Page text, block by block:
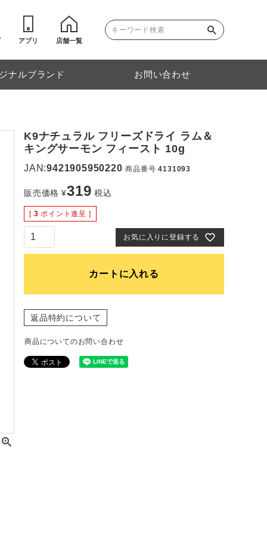
アプリ 店舗一覧
ナルブランド お問い合わせ
K9ナチュラル フリーズドライ ラム＆
キングサーモン フィースト 10g
JAN:9421905950220 商品番号 4131093
販売価格 ¥319 税込
[ 3 ポイント進呈 ]
お気に入りに登録する
カートに入れる
返品特約について
商品についてのお問い合わせ